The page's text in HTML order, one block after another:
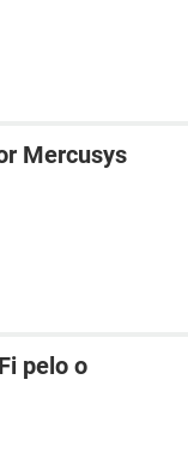
Mercusys
pelo o